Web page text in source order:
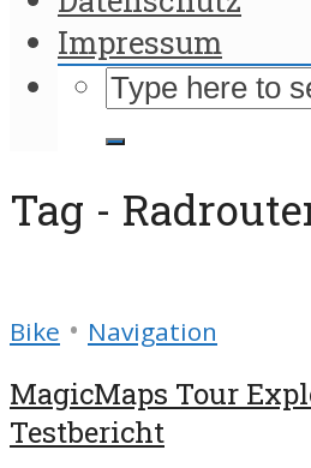
Impressum
Tag -
Bike • Navigation
MagicMaps Tour
Testbericht